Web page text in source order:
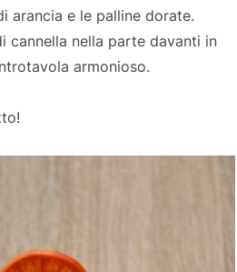
arancia e le palline dorate.
cannella nella parte davanti in
armonioso.